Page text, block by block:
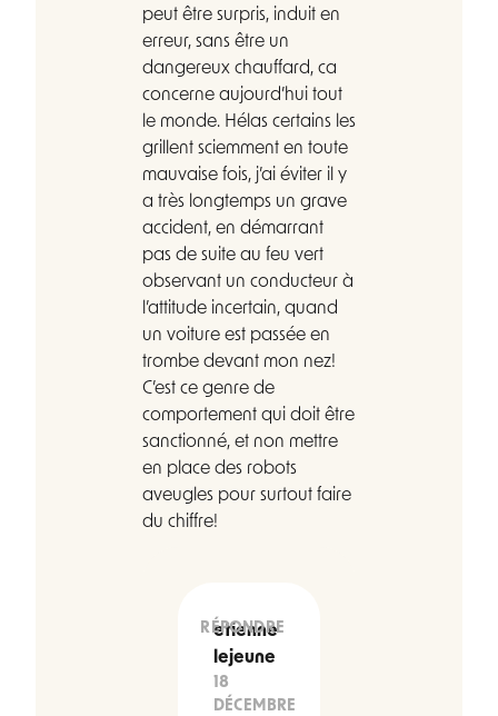
peut être surpris, induit en
erreur, sans être un
dangereux chauffard, ca
concerne aujourd’hui tout
le monde. Hélas certains les
grillent sciemment en toute
mauvaise fois, j’ai éviter il y
a très longtemps un grave
accident, en démarrant
pas de suite au feu vert
observant un conducteur à
l’attitude incertain, quand
un voiture est passée en
trombe devant mon nez!
C’est ce genre de
comportement qui doit être
sanctionné, et non mettre
en place des robots
aveugles pour surtout faire
du chiffre!
etienne
lejeune
18
DÉCEMBRE
RÉPONDRE